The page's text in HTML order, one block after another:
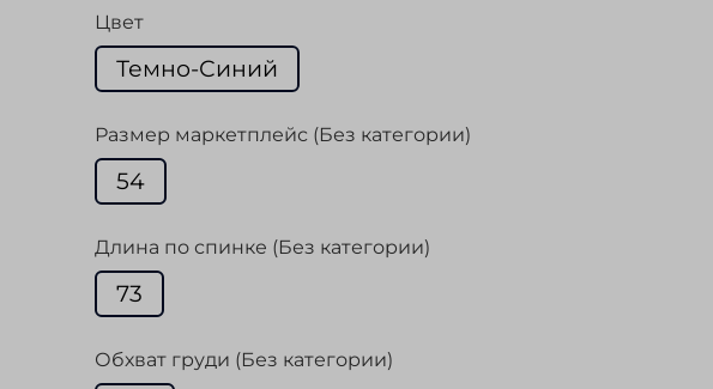
Цвет
Темно-Синий
Размер маркетплейс (Без категории)
54
Длина по спинке (Без категории)
73
Обхват груди (Без категории)